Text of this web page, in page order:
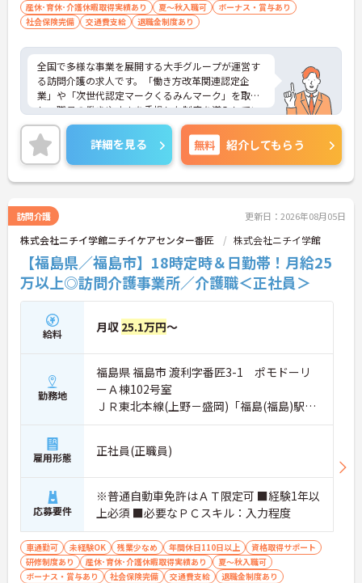
産休･育休･介護休暇取得実績あり
夏～秋入職可
ボーナス・賞与あり
社会保険完備
交通費支給 退職金制度あり
全国で多様な事業を展開する大手グループが運営す
る訪問介護の求人です。「働き方改革関連認定企
業」や「次世代認定マークくるみんマーク」を取得
し、職員の働きやすさを重視した制度を導入してい
ます。定年後も上限85歳までの再雇用制度を利用で
き、長期的な視点でキャリアを築くことが可能で
す。また、時間帯別の加算手当や勤続年数に応じた
手当が用意されており、日々の業務や継続した勤務
が収入に直結する仕組みがあります。月平均の残業
取得実績もあるため、家庭と仕事の両立を図りなが
ら、自分に合ったペースで働き続けられる環境が整
っています。
★おすすめPOINT★
【上限85歳までの再雇用制度があり、長期的な勤務
が期待できます】
・定年65歳に加え、状況に応じた再雇用制度により
上限85歳まで働けるため、長期的な将来設計を描け
ます。
・幅広い世代がそれぞれのライフスタイルに合わせ
て活躍しており、年齢を重ねても無理なく続けられ
る環境です。
【大手法人の安定基盤のもとで、収入アップを目指
せる環境です】
・所持資格に応じた手当や、早朝・夜間帯の勤務に
対する加算手当により、着実な収入増が期待できま
・最大20,000円の勤続年数加算手当や年2回の賞与
支給があるため、長く勤務するほど待遇に反映され
る仕組みがあります。
【認定マークを取得した、柔軟で働きやすい体制が
整っています】
・「くるみんマーク」を取得し、育児・介護休業の
詳細を見る 無料 紹介してもらう
訪問介護 更新日：2026年08月05日
株式会社ニチイ学館ニチイケアセンター番匠 株式会社ニチイ学館
【福島県／福島市】18時定時＆日勤帯！月給25
万以上◎訪問介護事業所／介護職＜正社員＞
給料 月収 25.1万円～
勤務地
福島県 福島市 渡利字番匠3-1 ポモドーリ
ーＡ棟102号室
ＪＲ東北本線(上野－盛岡)「福島(福島)駅」
バス・車10分
雇用形態 正社員(正職員)
応募要件
※普通自動車免許はＡＴ限定可 ■経験1年以
上必須 ■必要なＰＣスキル：入力程度
車通勤可 未経験OK 残業少なめ 年間休日110日以上
資格取得サポート
研修制度あり
産休･育休･介護休暇取得実績あり
夏～秋入職可
ボーナス・賞与あり
社会保険完備 交通費支給 退職金制度あり